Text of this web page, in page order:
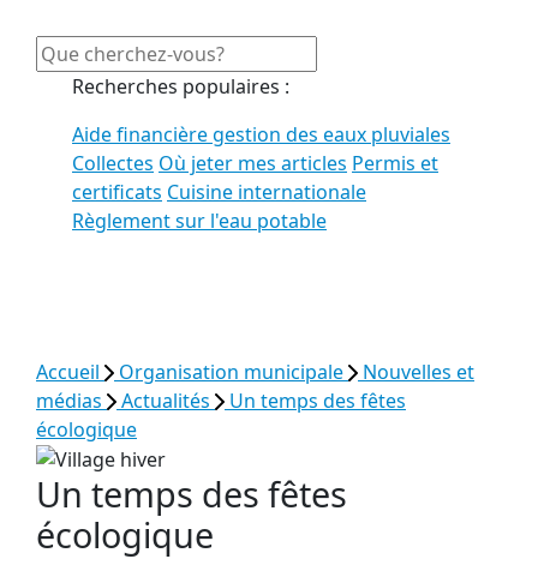
Recherches populaires :
Aide financière gestion des eaux pluviales
Collectes Où jeter mes articles Permis et
certificats Cuisine internationale
Règlement sur l'eau potable
Accueil
Organisation municipale
Nouvelles et
médias
Actualités
Un temps des fêtes
écologique
Un temps des fêtes
écologique